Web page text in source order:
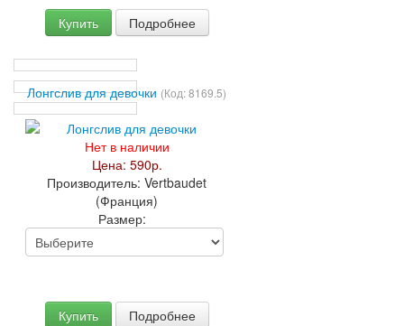
Купить Подробнее
Лонгслив для девочки (Код:8169.5)
Нет в наличии
Цена: 590р.
Производитель:Vertbaudet
(Франция)
Размер:
Купить Подробнее